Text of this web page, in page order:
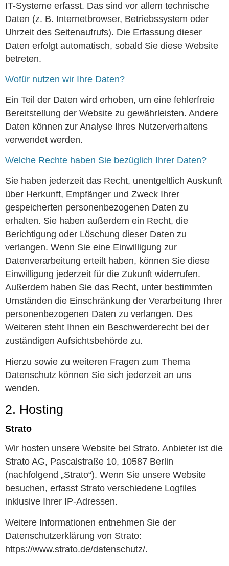
IT-Systeme erfasst. Das sind vor allem technische
Daten (z. B. Internetbrowser, Betriebssystem oder
Uhrzeit des Seitenaufrufs). Die Erfassung dieser
Daten erfolgt automatisch, sobald Sie diese Website
betreten.
Wofür nutzen wir Ihre Daten?
Ein Teil der Daten wird erhoben, um eine fehlerfreie
Bereitstellung der Website zu gewährleisten. Andere
Daten können zur Analyse Ihres Nutzerverhaltens
verwendet werden.
Welche Rechte haben Sie bezüglich Ihrer Daten?
Sie haben jederzeit das Recht, unentgeltlich Auskunft
über Herkunft, Empfänger und Zweck Ihrer
gespeicherten personenbezogenen Daten zu
erhalten. Sie haben außerdem ein Recht, die
Berichtigung oder Löschung dieser Daten zu
verlangen. Wenn Sie eine Einwilligung zur
Datenverarbeitung erteilt haben, können Sie diese
Einwilligung jederzeit für die Zukunft widerrufen.
Außerdem haben Sie das Recht, unter bestimmten
Umständen die Einschränkung der Verarbeitung Ihrer
personenbezogenen Daten zu verlangen. Des
Weiteren steht Ihnen ein Beschwerderecht bei der
zuständigen Aufsichtsbehörde zu.
Hierzu sowie zu weiteren Fragen zum Thema
Datenschutz können Sie sich jederzeit an uns
wenden.
2. Hosting
Strato
Wir hosten unsere Website bei Strato. Anbieter ist die
Strato AG, Pascalstraße 10, 10587 Berlin
(nachfolgend „Strato“). Wenn Sie unsere Website
besuchen, erfasst Strato verschiedene Logfiles
inklusive Ihrer IP-Adressen.
Weitere Informationen entnehmen Sie der
Datenschutzerklärung von Strato:
https://www.strato.de/datenschutz/.